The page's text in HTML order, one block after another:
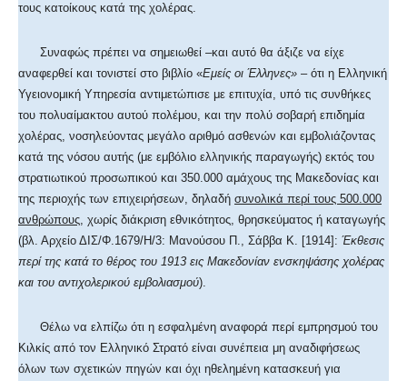
τους κατοίκους κατά της χολέρας.
Συναφώς πρέπει να σημειωθεί –και αυτό θα άξιζε να είχε
αναφερθεί και τονιστεί στο βιβλίο «Εμείς οι Έλληνες» – ότι η Ελληνική
Υγειονομική Υπηρεσία αντιμετώπισε με επιτυχία, υπό τις συνθήκες
του πολυαίμακτου αυτού πολέμου, και την πολύ σοβαρή επιδημία
χολέρας, νοσηλεύοντας μεγάλο αριθμό ασθενών και εμβολιάζοντας
κατά της νόσου αυτής (με εμβόλιο ελληνικής παραγωγής) εκτός του
στρατιωτικού προσωπικού και 350.000 αμάχους της Μακεδονίας και
της περιοχής των επιχειρήσεων, δηλαδή συνολικά περί τους 500.000
ανθρώπους, χωρίς διάκριση εθνικότητος, θρησκεύματος ή καταγωγής
(βλ. Αρχείο ΔΙΣ/Φ.1679/Η/3: Μανούσου Π., Σάββα Κ. [1914]: Έκθεσις
περί της κατά το θέρος του 1913 εις Μακεδονίαν ενσκηψάσης χολέρας
και του αντιχολερικού εμβολιασμού).
Θέλω να ελπίζω ότι η εσφαλμένη αναφορά περί εμπρησμού του
Κιλκίς από τον Ελληνικό Στρατό είναι συνέπεια μη αναδιφήσεως
όλων των σχετικών πηγών και όχι ηθελημένη κατασκευή για